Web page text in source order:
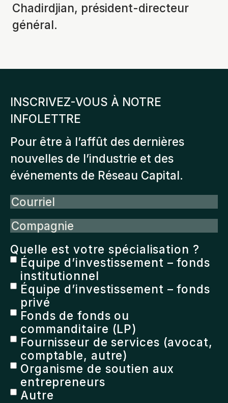
Chadirdjian, président-directeur
général.
INSCRIVEZ-VOUS À NOTRE
INFOLETTRE
Pour être à l’affût des dernières
nouvelles de l’industrie et des
événements de Réseau Capital.
Courriel
Compagnie
Quelle est votre spécialisation ?
Équipe d’investissement – fonds
institutionnel
Équipe d’investissement – fonds
privé
Fonds de fonds ou
commanditaire (LP)
Fournisseur de services (avocat,
comptable, autre)
Organisme de soutien aux
entrepreneurs
Autre